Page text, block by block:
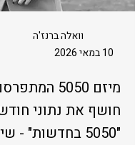
וואלה ברנז'ה
10 במאי 2026
מיזם 5050
חושף את נתוני
"5050 בחדשות"